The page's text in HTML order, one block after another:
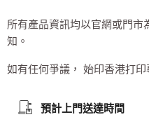
所有產品資訊均以官網或門市
知。
如有任何爭議， 始印香港打
預計上門送達時間